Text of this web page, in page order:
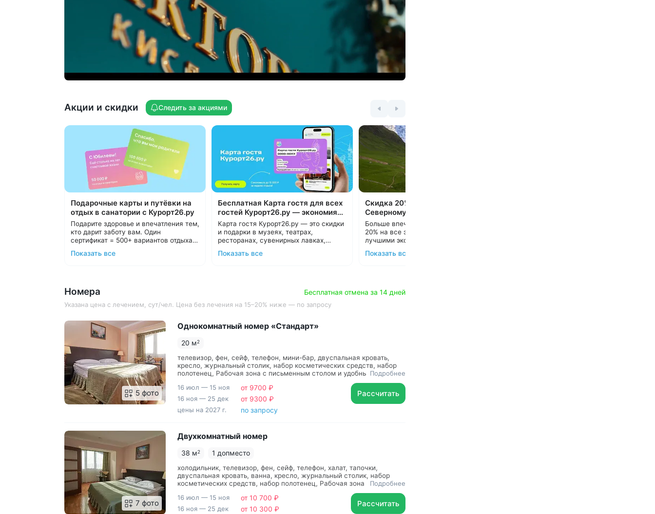
Гостей в зале встречает лично шеф-
повар, дежурит диетсестра
Дополнительно преимущество номеров
Студия, Люкс, Люкс ПК и Апартаменты —
питание в ресторане на 11 этаже
Монтессори: две игровые комнаты,
лабиринт с воздушным бассейном
и аниматоры: мастер-классы, мини-
диско, веселые старты, лепка,
рисование, бисероплетение, кукольный
и пальчиковый театр
Акции и скидки Следить за акциями
Подарочные карты и путёвки на
отдых в санатории с Курорт26.ру
Подарите здоровье и впечатления тем,
кто дарит заботу вам. Один
сертификат = 500+ вариантов отдыха в
санаториях Кавминвод и России.
Выбирайте удобный формат:
10 000 ₽.
подарим трансфер и будем рядом на
протяжении всего отдыха.
Подробнее о подарочных картах и
путёвках
Показать все
Бесплатная Карта гостя для всех
гостей Курорт26.ру — экономия
до 15000 ₽
Карта гостя Курорт26.ру — это скидки
и подарки в музеях, театрах,
ресторанах, сувенирных лавках,
магазинах Кавминвод. Всего более 30
предложений, список которых
Дарим карту всем гостям при
бронировании санаториев и отелей в
отдыха с выгодными предложения
8 800 700-15-77.
Показать все
Скидка 20% на все экскурсии по
Северному Кавказу
Больше впечатлений! Дарим скидку
20% на все экскурсии по Кавказу с
лучшими экскурсионными бюро
Кавминвод. Более 20 направлений и
самые красивые места России.
Подробнее об акции
С теплом и заботой, Курорт26.ру
Показать все
Номера Бесплатная отмена за 14 дней
Указана цена с лечением, сут/чел. Цена без лечения на 15–20% ниже — по запросу
5 фото
Однокомнатный номер «Стандарт»
20 м2
телевизор, фен, сейф, телефон, мини-бар, двуспальная кровать,
кресло, журнальный столик, набор косметических средств, набор
полотенец, Рабочая зона с письменным столом и удобным стулом,
Подробнее
16 июл — 15 ноя
от 9700 ₽
16 ноя — 25 дек от 9300 ₽
цены на 2027 г. по запросу
Рассчитать
7 фото
Двухкомнатный номер
38 м2 1 допместо
холодильник, телевизор, фен, сейф, телефон, халат, тапочки,
двуспальная кровать, ванна, кресло, журнальный столик, набор
косметических средств, набор полотенец, Рабочая зона с
письменным столом и удобным стулом, Душевая кабина
Подробнее
16 июл — 15 ноя
от 10 700 ₽
16 ноя — 25 дек от 10 300 ₽
Рассчитать